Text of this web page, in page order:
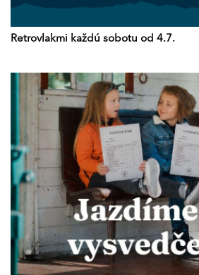
Retrovlakmi každú sobotu od 4.7.